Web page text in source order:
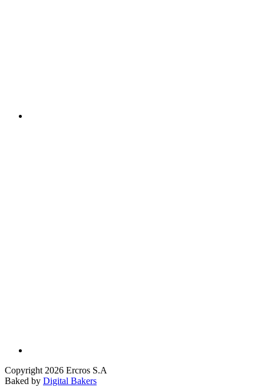
Copyright 2026 Ercros S.A
Baked by Digital Bakers